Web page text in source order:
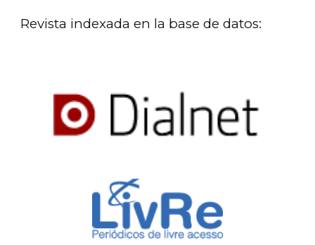
Revista indexada en la base de datos: